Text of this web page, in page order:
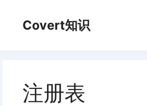
Covert知识
注册表